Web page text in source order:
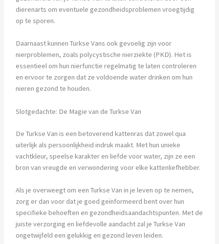
dierenarts om eventuele gezondheidsproblemen vroegtijdig
op te sporen.
Daarnaast kunnen Turkse Vans ook gevoelig zijn voor
nierproblemen, zoals polycystische nierziekte (PKD). Het is
essentieel om hun nierfunctie regelmatig te laten controleren
en ervoor te zorgen dat ze voldoende water drinken om hun
nieren gezond te houden.
Slotgedachte: De Magie van de Turkse Van
De Turkse Van is een betoverend kattenras dat zowel qua
uiterlijk als persoonlijkheid indruk maakt. Met hun unieke
vachtkleur, speelse karakter en liefde voor water, zijn ze een
bron van vreugde en verwondering voor elke kattenliefhebber.
Als je overweegt om een Turkse Van in je leven op te nemen,
zorg er dan voor dat je goed geïnformeerd bent over hun
specifieke behoeften en gezondheidsaandachtspunten. Met de
juiste verzorging en liefdevolle aandacht zal je Turkse Van
ongetwijfeld een gelukkig en gezond leven leiden.